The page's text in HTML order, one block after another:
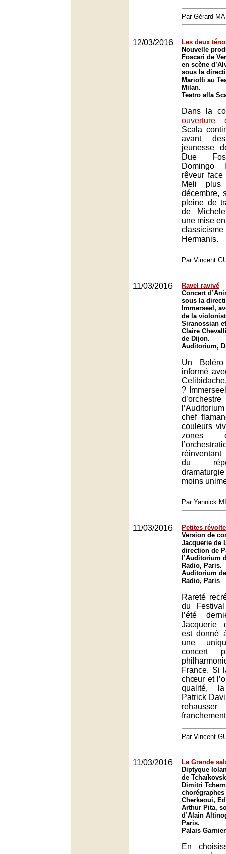
Par Gérard
12/03/2016
Les deux
Nouvelle
Foscari de
en scène
sous la
Mariotti au
Milan.
Teatro alla
Dans la
ouverture
Scala
avant
jeunesse
Due
Domingo
rêveur
Meli plus
décembre,
pleine de
de
une mise
Hermanis.
Par Vincent
11/03/2016
Ravel ravivé
Concert
sous la
Immerseel,
de la
Siranossian
Claire
de Dijon.
Auditorium,
Un Boléro
informé
?
chef
couleurs
zones
du
moins
Par Yannick
11/03/2016
Petites
Version de
Jacquerie de
direction de
l’Auditorium
Radio, Paris.
Auditorium
Radio, Paris
Rareté
du
l’été
Jacquerie
est donné
une
concert
France. Si
chœur et
qualité,
Patrick
Par Vincent
11/03/2016
La Grande
Diptyque
de
Dimitri
Cherkaoui,
Arthur Pita,
d’Alain
Paris.
Palais
En